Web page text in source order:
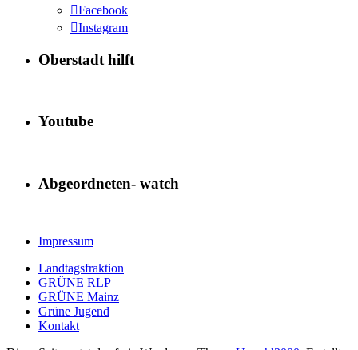
Facebook
Instagram
Oberstadt hilft
Youtube
Abgeordneten- watch
Impressum
Landtagsfraktion
GRÜNE RLP
GRÜNE Mainz
Grüne Jugend
Kontakt